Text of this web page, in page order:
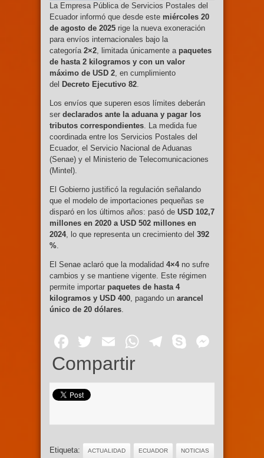
La Empresa Pública de Servicios Postales del
Ecuador informó que desde este miércoles 20
de agosto de 2025 rige la nueva exoneración
para envíos internacionales bajo la
categoría 2×2 , limitada únicamente a paquetes
de hasta 2 kilogramos y con un valor
máximo de USD 2 , en cumplimiento
del Decreto Ejecutivo 82
Los envíos que superen esos límites deberán
ser declarados ante la aduana y pagar los
tributos correspondientes . La medida fue
coordinada entre los Servicios Postales del
Ecuador, el Servicio Nacional de Aduanas
(Senae) y el Ministerio de Telecomunicaciones
(Mintel).
El Gobierno justificó la regulación señalando
que el modelo de importaciones pequeñas se
disparó en los últimos años: pasó de USD 102,7
millones en 2020 a USD 502 millones en
2024, lo que representa un crecimiento del 392
%
El Senae aclaró que la modalidad 4×4no sufre
cambios y se mantiene vigente. Este régimen
permite importar paquetes de hasta 4
kilogramos y USD 400 , pagando un arancel
único de 20 dólares
Facebook
Twitter
EmailWhatsApp
Telegram
Skype
Compartir
Etiqueta: ACTUALIDAD ECUADOR NOTICIAS